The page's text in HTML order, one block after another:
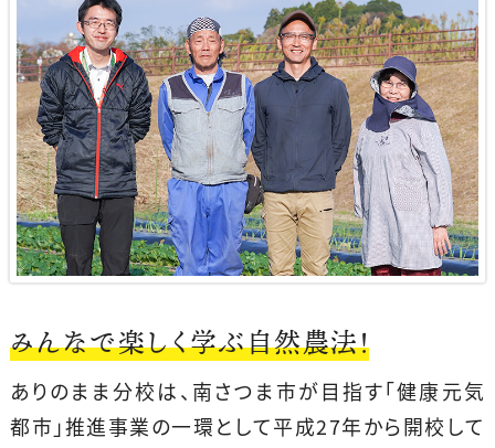
みんなで楽しく学ぶ自然農法！
ありのまま分校は、南さつま市が目指す「健康元気
都市」推進事業の一環として平成27年から開校して